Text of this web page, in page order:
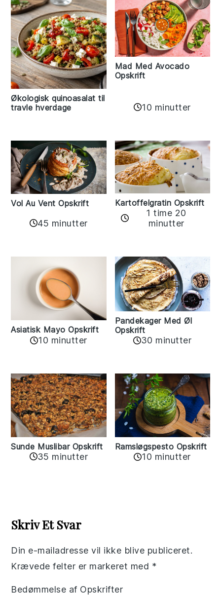
Økologisk quinoasalat til
travle hverdage
Mad Med Avocado
Opskrift
10 minutter
Vol Au Vent Opskrift
45 minutter
Kartoffelgratin Opskrift
1 time 20
minutter
Asiatisk Mayo Opskrift
10 minutter
Pandekager Med Øl
Opskrift
30 minutter
Sunde Muslibar Opskrift
35 minutter
Ramsløgspesto Opskrift
10 minutter
Interactions
Skriv Et Svar
Din e-mailadresse vil ikke blive publiceret.
Krævede felter er markeret med *
Bedømmelse af Opskrifter